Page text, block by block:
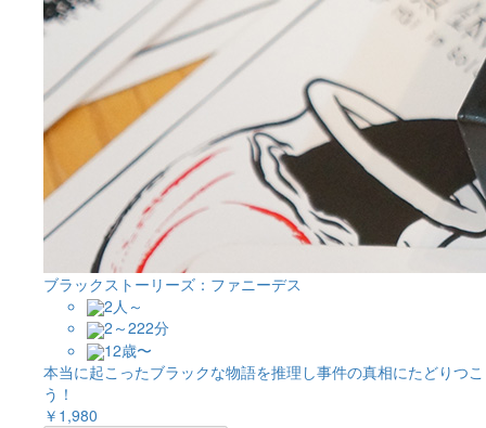
ブラックストーリーズ：ファニーデス
2人～
2～222分
12歳〜
本当に起こったブラックな物語を推理し事件の真相にたどりつこ
う！
￥1,980